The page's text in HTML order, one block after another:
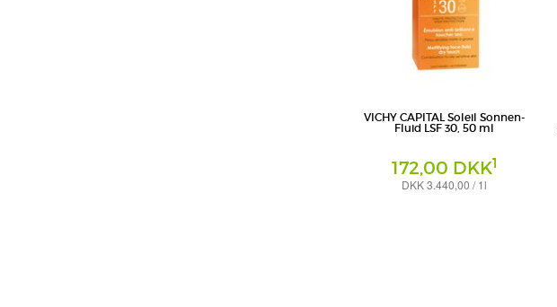
VICHY CAPITAL Soleil Sonnen-
Fluid LSF 30, 50 ml
172,00 DKK1
DKK 3.440,00 / 1l